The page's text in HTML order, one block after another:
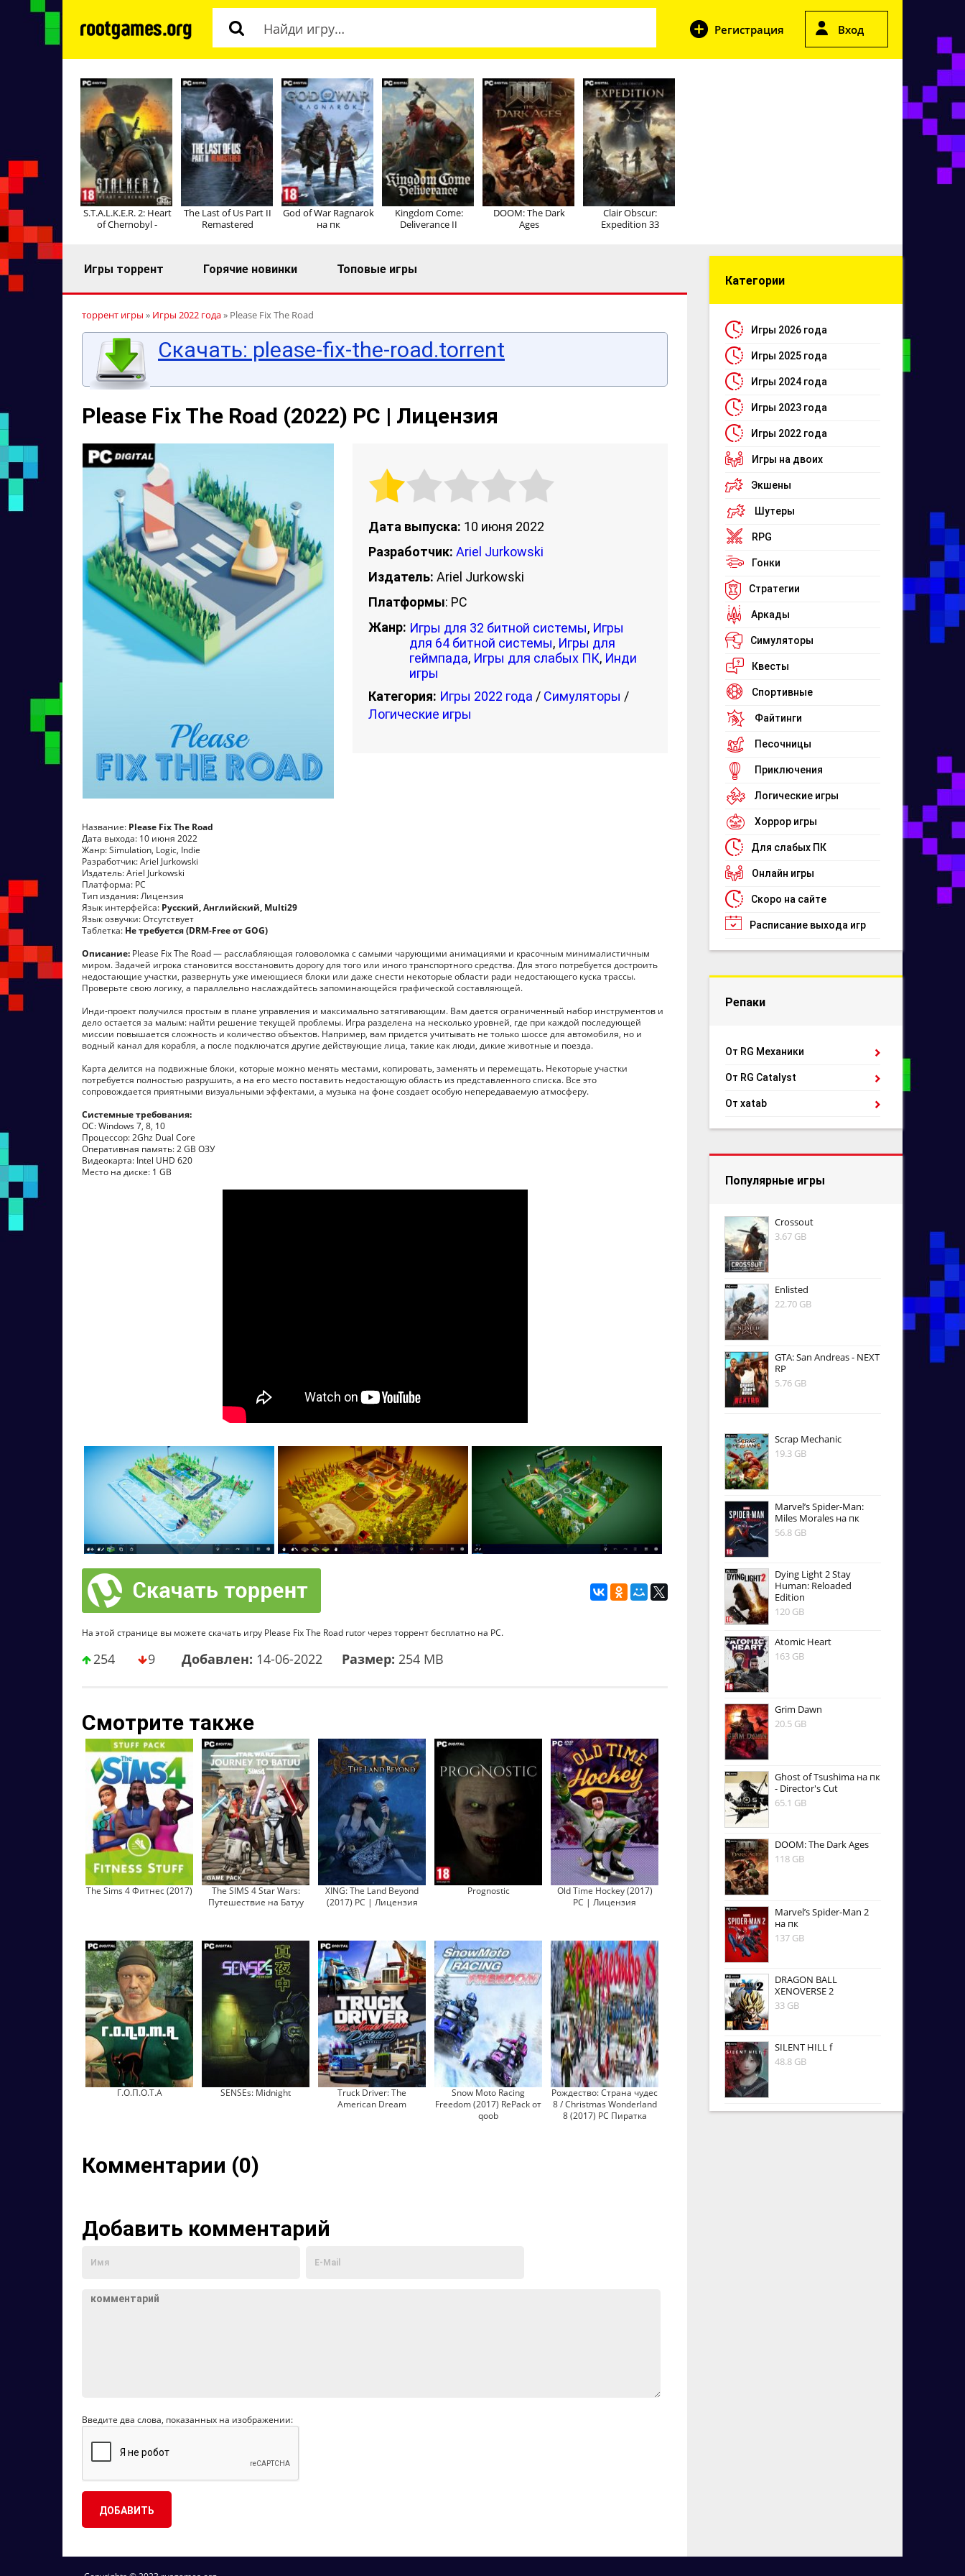
Регистрация Вход
S.T.A.L.K.E.R. 2: Heart
of Chernobyl -
The Last of Us Part II
Remastered
God of War Ragnarok
на пк
Kingdom Come:
Deliverance II
DOOM: The Dark
Ages
Clair Obscur:
Expedition 33
Игры торрент Горячие новинки Топовые игры
торрент игры » Игры 2022 года» Please Fix The Road
Скачать: please-fix-the-road.torrent
Please Fix The Road (2022) PC | Лицензия
Дата выпуска: 10 июня 2022
Разработчик: Ariel Jurkowski
Издатель: Ariel Jurkowski
Платформы: PC
Жанр: Игры для 32 битной системы, Игры
для 64 битной системы, Игры для
геймпада, Игры для слабых ПК, Инди
игры
Категория: Игры 2022 года / Симуляторы /
Логические игры
Название: Please Fix The Road
Дата выхода: 10 июня 2022
Жанр: Simulation, Logic, Indie
Разработчик: Ariel Jurkowski
Издатель: Ariel Jurkowski
Платформа: PC
Тип издания: Лицензия
Язык интерфейса: Русский, Английский, Multi29
Язык озвучки: Отсутствует
Таблетка: Не требуется (DRM-Free от GOG)
Описание: Please Fix The Road — расслабляющая головоломка с самыми чарующими анимациями и красочным минималистичным
миром. Задачей игрока становится восстановить дорогу для того или иного транспортного средства. Для этого потребуется достроить
недостающие участки, развернуть уже имеющиеся блоки или даже снести некоторые области ради недостающего куска трассы.
Проверьте свою логику, а параллельно наслаждайтесь запоминающейся графической составляющей.
Инди-проект получился простым в плане управления и максимально затягивающим. Вам дается ограниченный набор инструментов и
дело остается за малым: найти решение текущей проблемы. Игра разделена на несколько уровней, где при каждой последующей
миссии повышается сложность и количество объектов. Например, вам придется учитывать не только шоссе для автомобиля, но и
водный канал для корабля, а после подключатся другие действующие лица, такие как люди, дикие животные и поезда.
Карта делится на подвижные блоки, которые можно менять местами, копировать, заменять и перемещать. Некоторые участки
потребуется полностью разрушить, а на его место поставить недостающую область из представленного списка. Все это
сопровождается приятными визуальными эффектами, а музыка на фоне создает особую непередаваемую атмосферу.
Системные требования:
ОС: Windows 7, 8, 10
Процессор: 2Ghz Dual Core
Оперативная память: 2 GB ОЗУ
Видеокарта: Intel UHD 620
Место на диске: 1 GB
На этой странице вы можете скачать игру Please Fix The Road rutor через торрент бесплатно на PC.
254 9 Добавлен: 14-06-2022 Размер: 254 MB
Смотрите также
The Sims 4 Фитнес (2017)
The SIMS 4 Star Wars:
Путешествие на Батуу
XING: The Land Beyond
(2017) PC | Лицензия
Prognostic
Old Time Hockey (2017)
PC | Лицензия
Г.О.П.О.Т.А SENSEs: Midnight
Truck Driver: The
American Dream
Snow Moto Racing
Freedom (2017) RePack от
qoob
Рождество: Страна чудес
8 / Christmas Wonderland
8 (2017) PC Пиратка
Комментарии (0)
Добавить комментарий
Введите два слова, показанных на изображении:
Категории
Игры 2026 года
Игры 2025 года
Игры 2024 года
Игры 2023 года
Игры 2022 года
Игры на двоих
Экшены
Шутеры
RPG
Гонки
Стратегии
Аркады
Симуляторы
Квесты
Спортивные
Файтинги
Песочницы
Приключения
Логические игры
Хоррор игры
Для слабых ПК
Онлайн игры
Скоро на сайте
Расписание выхода игр
Репаки
От RG Механики
От RG Catalyst
От xatab
Популярные игры
Crossout
3.67 GB
Enlisted
22.70 GB
GTA: San Andreas - NEXT
RP
5.76 GB
Scrap Mechanic
19.3 GB
Marvel’s Spider-Man:
Miles Morales на пк
56.8 GB
Dying Light 2 Stay
Human: Reloaded
Edition
120 GB
Atomic Heart
163 GB
Grim Dawn
20.5 GB
Ghost of Tsushima на пк
- Director's Cut
65.1 GB
DOOM: The Dark Ages
118 GB
Marvel’s Spider-Man 2
на пк
137 GB
DRAGON BALL
XENOVERSE 2
33 GB
SILENT HILL f
48.8 GB